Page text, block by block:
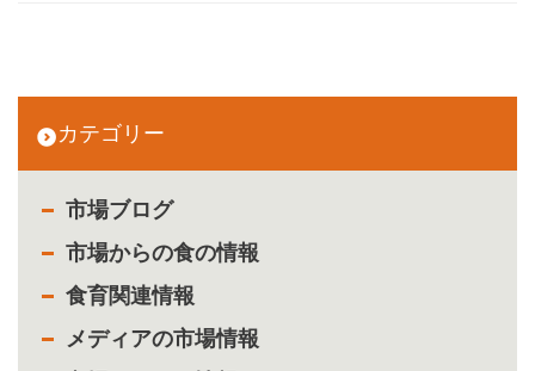
カテゴリー
市場ブログ
市場からの食の情報
食育関連情報
メディアの市場情報